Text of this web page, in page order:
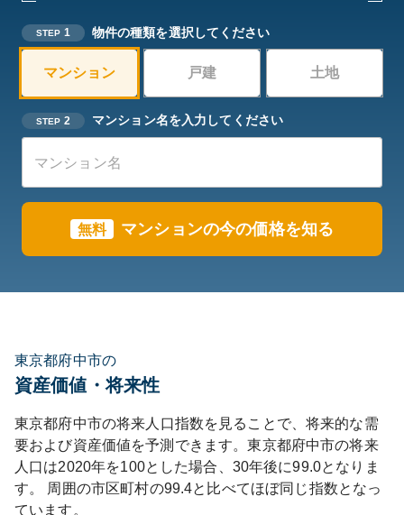
STEP 1 物件の種類を選択してください
マンション 戸建 土地
STEP 2 マンション名を入力してください
無料 マンションの今の価格を知る
東京都府中市の
資産価値・将来性
東京都府中市の将来人口指数を見ることで、将来的な需
要および資産価値を予測できます。東京都府中市の将来
人口は2020年を100とした場合、30年後に99.0となりま
す。
周囲の市区町村の99.4と比べてほぼ同じ指数となっ
ています。